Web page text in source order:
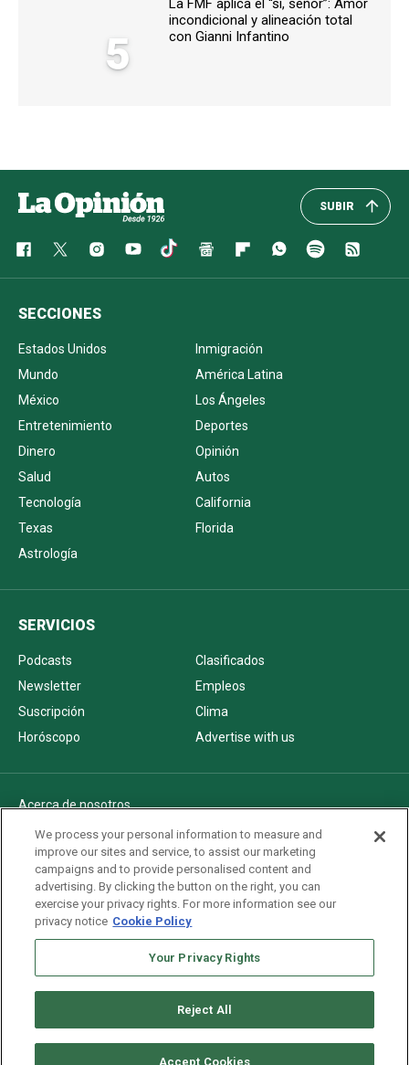
5
La FMF aplica el “sí, señor”: Amor
incondicional y alineación total
con Gianni Infantino
SUBIR
SECCIONES
Estados Unidos
Inmigración
Mundo
América Latina
México
Los Ángeles
Entretenimiento
Deportes
Dinero
Opinión
Salud
Autos
Tecnología
California
Texas
Florida
Astrología
SERVICIOS
Podcasts
Clasificados
Newsletter
Empleos
Suscripción
Clima
Horóscopo
Advertise with us
Acerca de nosotros
Politica de privacidad
Pautas Editoriales
AdChoices
Advertise with us
Newsletters
We process your personal information to measure and
improve our sites and service, to assist our marketing
campaigns and to provide personalised content and
advertising. By clicking the button on the right, you can
exercise your privacy rights. For more information see our
privacy notice Cookie Policy
Your Privacy Rights
Reject All
Accept Cookies